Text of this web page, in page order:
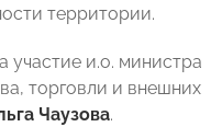
территории.
участие и.о. министра
торговли и внешних
Чаузова.